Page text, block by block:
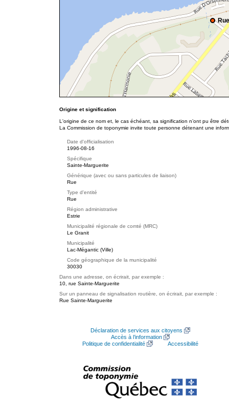
Origine et signification
L'origine de ce nom et, le cas échéant, sa signification n’ont pu être
La Commission de toponymie invite toute personne détenant une
Date d'officialisation
1996-08-16
Spécifique
Sainte-Marguerite
Générique (avec ou sans particules de liaison)
Rue
Type d'entité
Rue
Région administrative
Estrie
Municipalité régionale de comté (MRC)
Le Granit
Municipalité
Lac-Mégantic (Ville)
Code géographique de la municipalité
30030
Dans une adresse, on écrirait, par exemple :
10, rue Sainte-Marguerite
Sur un panneau de signalisation routière, on écrirait, par exemple :
Rue Sainte-Marguerite
Déclaration de services aux citoyens
Accès à l’information
Politique de confidentialité
Accessibilité